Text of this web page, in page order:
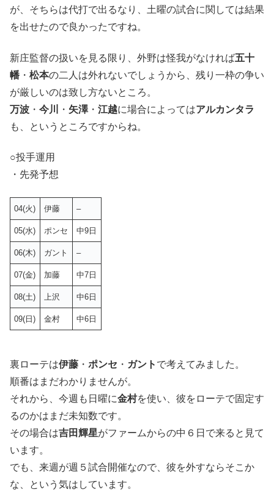
が、そちらは代打で出るなり、土曜の試合に関しては結果
を出せたので良かったですね。
新庄監督の扱いを見る限り、外野は怪我がなければ五十
幡・ 松本の二人は外れないでしょうから、残り一枠の争い
が厳しいのは致し方ないところ。
万波 ・ 今川 ・ 矢澤・ 江越に場合によってはアルカンタラ
も、というところですからね。
○投手運用
・先発予想
04(火) 伊藤 –
05(水) ポンセ 中9日
06(木) ガント –
07(金) 加藤 中7日
08(土) 上沢 中6日
09(日) 金村 中6日
裏ローテは伊藤 ・ ポンセ ・ ガント で考えてみました。
順番はまだわかりませんが。
それから、今週も日曜に金村を使い、彼をローテで固定す
るのかはまだ未知数です。
その場合は吉田輝星がファームからの中６日で来ると見て
います。
でも、来週が週５試合開催なので、彼を外すならそこか
な、という気はしています。